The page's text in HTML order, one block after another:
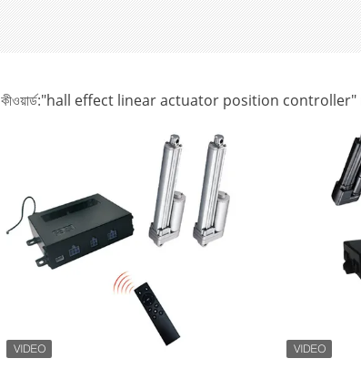
কীওয়ার্ড:"hall effect linear actuator position controller"